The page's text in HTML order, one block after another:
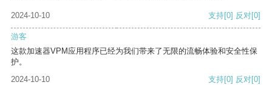
2024-10-10 支持[0] 反对[0]
游客
这款加速器VPM应用程序已经为我们带来了无限的流畅体验和安全性保
护。
2024-10-10
支持[0] 反对[0]